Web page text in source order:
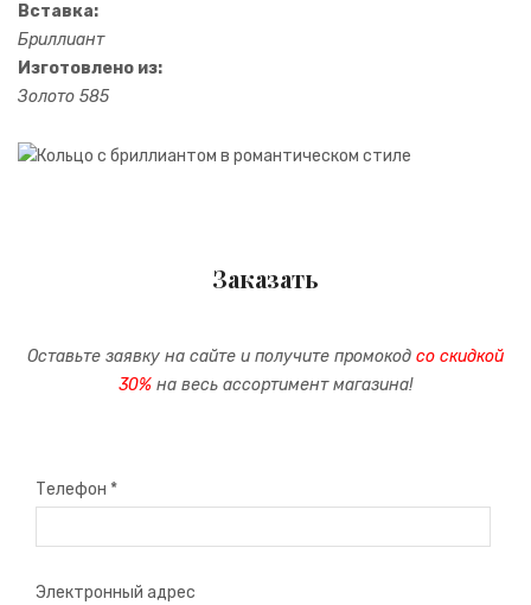
Изготовлено из:
Золото 585
Вставка:
Бриллиант
Заказать
Оставьте заявку на сайте и получите промокод со скидкой
30% на весь ассортимент магазина!
Телефон *
Электронный адрес